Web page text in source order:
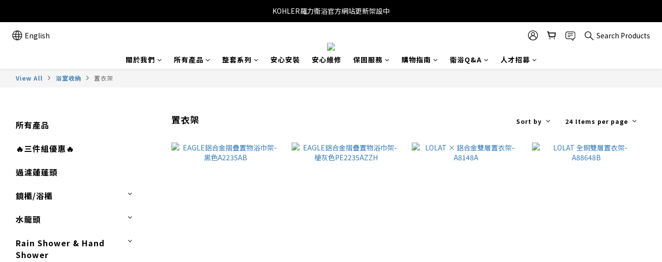
KOHLER羅力衛浴官方網站更新架設中
English Search Products
關於我們 所有產品 整套系列 安心安裝 安心維修 保固服務 購物指南 衛浴Q&A 人才招募
View All 浴室收納 置衣架
所有產品
🔥三件組優惠🔥
過濾蓮蓬頭
鏡櫃/浴櫃
水龍頭
Rain Shower & Hand
Shower
置衣架 Sort by 24 Items per page